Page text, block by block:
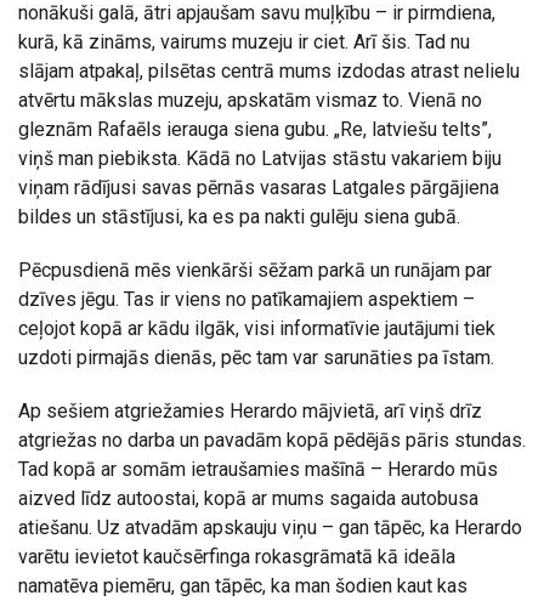
nonākuši galā, ātri apjaušam savu muļķību – ir pirmdiena,
kurā, kā zināms, vairums muzeju ir ciet. Arī šis. Tad nu
slājam atpakaļ, pilsētas centrā mums izdodas atrast nelielu
atvērtu mākslas muzeju, apskatām vismaz to. Vienā no
gleznām Rafaēls ierauga siena gubu. „Re, latviešu telts”,
viņš man piebiksta. Kādā no Latvijas stāstu vakariem biju
viņam rādījusi savas pērnās vasaras Latgales pārgājiena
bildes un stāstījusi, ka es pa nakti gulēju siena gubā.
Pēcpusdienā mēs vienkārši sēžam parkā un runājam par
dzīves jēgu. Tas ir viens no patīkamajiem aspektiem –
ceļojot kopā ar kādu ilgāk, visi informatīvie jautājumi tiek
uzdoti pirmajās dienās, pēc tam var sarunāties pa īstam.
Ap sešiem atgriežamies Herardo mājvietā, arī viņš drīz
atgriežas no darba un pavadām kopā pēdējās pāris stundas.
Tad kopā ar somām ietraušamies mašīnā – Herardo mūs
aizved līdz autoostai, kopā ar mums sagaida autobusa
atiešanu. Uz atvadām apskauju viņu – gan tāpēc, ka Herardo
varētu ievietot kaučsērfinga rokasgrāmatā kā ideāla
namatēva piemēru, gan tāpēc, ka man šodien kaut kas